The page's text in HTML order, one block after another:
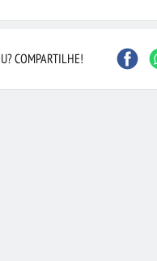
Contagem
Joinville
COMPARTILHE!